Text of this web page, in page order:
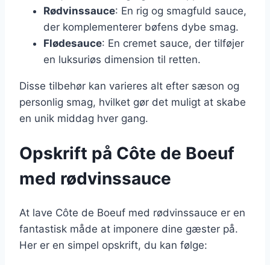
Rødvinssauce: En rig og smagfuld sauce,
der komplementerer bøfens dybe smag.
Flødesauce: En cremet sauce, der tilføjer
en luksuriøs dimension til retten.
Disse tilbehør kan varieres alt efter sæson og
personlig smag, hvilket gør det muligt at skabe
en unik middag hver gang.
Opskrift på Côte de Boeuf
med rødvinssauce
At lave Côte de Boeuf med rødvinssauce er en
fantastisk måde at imponere dine gæster på.
Her er en simpel opskrift, du kan følge: